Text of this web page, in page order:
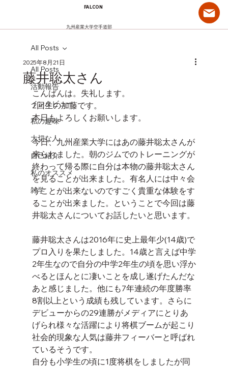
FALCON
九州産業大学空手道部
All Posts
活動報告
インタビュー
私の趣味
大切な人
自己紹介
私のオススメ
雑学
All Posts
藤井聡太さん
2025年8月21日
こんばんは。失礼します。
2回生の加藤です。
本日もよろしくお願いします。
今日、九州産業大学にはあの藤井聡太さんが
来られました。朝のジムでのトレーニングが
終わって帰る際に自分は本物の藤井聡太さん
を見ることが出来ました。有名人には中々会
うことが出来ないのですごく貴重な体験をす
ることが出来ました。ということで今回は藤
井聡太さんについてお話したいと思います。
藤井聡太さんは2016年に史上最年少(14歳)で
プロ入りを果たしました。14歳と言えば中学
2年生なので自分の中学2年生の頃を思い浮か
べるとほんとに凄いことを成し遂げたんだな
あと感じました。他にも7年連続の年度勝率
8割以上という成績も残しています。さらに
デビューからの29連勝がメディアにとりあ
げられ様々な活躍により将棋ブームが起こり
社会的現象な人気は藤井フィーバーと呼ばれ
ているそうです。
自分も小学生の頃に1度将棋をしましたが同